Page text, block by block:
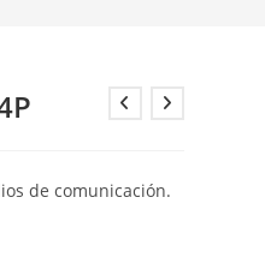
de comunicación.